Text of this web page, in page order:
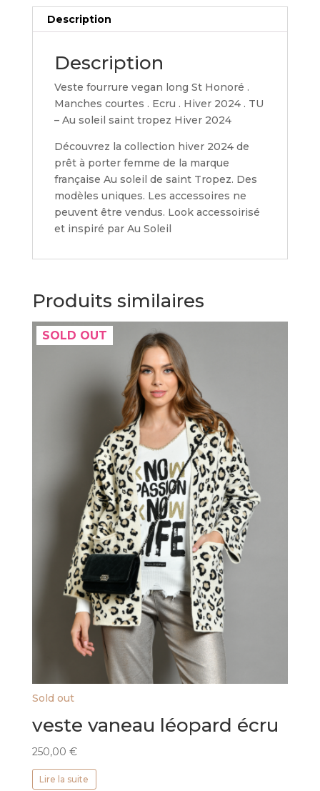
Description
Description
Veste fourrure vegan long St Honoré .
Manches courtes . Ecru . Hiver 2024 . TU
– Au soleil saint tropez Hiver 2024
Découvrez la collection hiver 2024 de
prêt à porter femme de la marque
française Au soleil de saint Tropez. Des
modèles uniques. Les accessoires ne
peuvent être vendus. Look accessoirisé
et inspiré par Au Soleil
Produits similaires
SOLD OUT
Sold out
veste vaneau léopard écru
250,00 €
Lire la suite